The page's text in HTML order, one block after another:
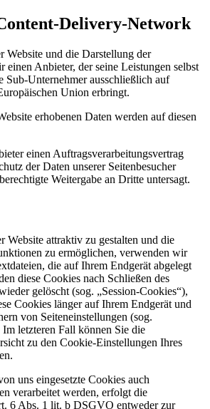
Delivery-Network
Website und die Darstellung der
einen Anbieter, der seine Leistungen selbst
Sub-Unternehmer ausschließlich auf
Union erbringt.
erhobenen Daten werden auf diesen
einen Auftragsverarbeitungsvertrag
der Daten unserer Seitenbesucher
Weitergabe an Dritte untersagt.
Website attraktiv zu gestalten und die
zu ermöglichen, verwenden wir
die auf Ihrem Endgerät abgelegt
diese Cookies nach Schließen des
gelöscht (sog. „Session-Cookies“),
Cookies länger auf Ihrem Endgerät und
von Seiteneinstellungen (sog.
Im letzteren Fall können Sie die
zu den Cookie-Einstellungen Ihres
uns eingesetzte Cookies auch
verarbeitet werden, erfolgt die
6 Abs. 1 lit. b DSGVO entweder zur